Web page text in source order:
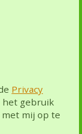
Privacy
gebruik
mij op te